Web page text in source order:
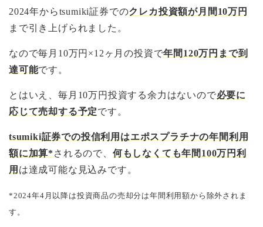
2024年からtsumiki証券でのクレカ投資額が月間10万円
まで引き上げられました。
なので毎月10万円×12ヶ月の投資で年間120万円まで到
達可能です。
とはいえ、毎月10万円投資する余力はないので必要に
応じて売却する予定です。
tsumiki証券での投信利用はエポスプラチナの年間利用
額に加算* されるので、 何もしなくても年間100万円利
用 は達成可能な見込みです。
*2024年4月以降は投資商品の売却分は年間利用額から除外されま
す。